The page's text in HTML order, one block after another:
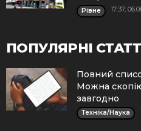
Рівне 17:37,
ПОПУЛЯРНІ
Повний
Можна
завгодно
Техніка/Наука